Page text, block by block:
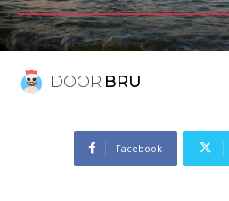
DOOR BRU
Facebook